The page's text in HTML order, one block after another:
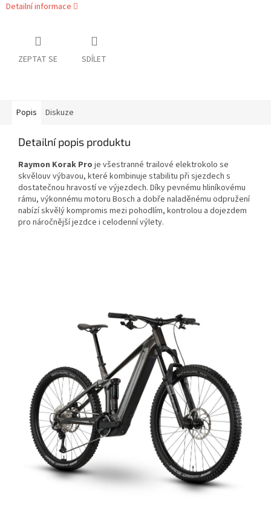
Detailní informace
ZEPTAT SE SDÍLET
Popis Diskuze
Detailní popis produktu
Raymon Korak Pro je všestranné trailové elektrokolo se
skvělouv výbavou, které kombinuje stabilitu při sjezdech s
dostatečnou hravostí ve výjezdech. Díky pevnému hliníkovému
rámu, výkonnému motoru Bosch a dobře naladěnému odpružení
nabízí skvělý kompromis mezi pohodlím, kontrolou a dojezdem
pro náročnější jezdce i celodenní výlety.